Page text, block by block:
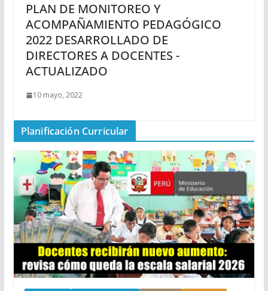
PLAN DE MONITOREO Y
ACOMPAÑAMIENTO PEDAGÓGICO
2022 DESARROLLADO DE
DIRECTORES A DOCENTES -
ACTUALIZADO
10 mayo, 2022
Planificación Curricular